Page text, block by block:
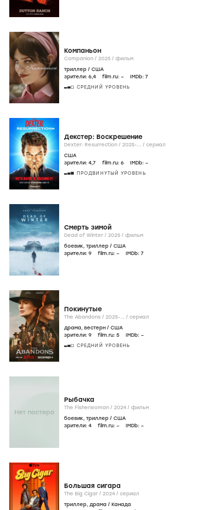
Компаньон
Companion / 2025 / фильм
триллер / США
зрители: 6,4 film.ru: – IMDb: 7
СРЕДНИЙ УРОВЕНЬ
Декстер: Воскрешение
Dexter: Resurrection / 2025-... / сериал
США
зрители: 4,7 film.ru: 6 IMDb: –
ПРОДВИНУТЫЙ УРОВЕНЬ
Смерть зимой
Dead of Winter / 2025 / фильм
боевик, триллер / США
зрители: 9 film.ru: – IMDb: 7
Покинутые
The Abandons / 2025-... / сериал
драма, вестерн / США
зрители: 9 film.ru: 5 IMDb: –
СРЕДНИЙ УРОВЕНЬ
Рыбачка
The Fisherwoman / 2024 / фильм
боевик, триллер / США
зрители: 4 film.ru: – IMDb: –
Большая сигара
The Big Cigar / 2024 / сериал
триллер, драма / Канада